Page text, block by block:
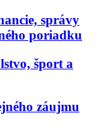
správy
poriadku
šport a
záujmu